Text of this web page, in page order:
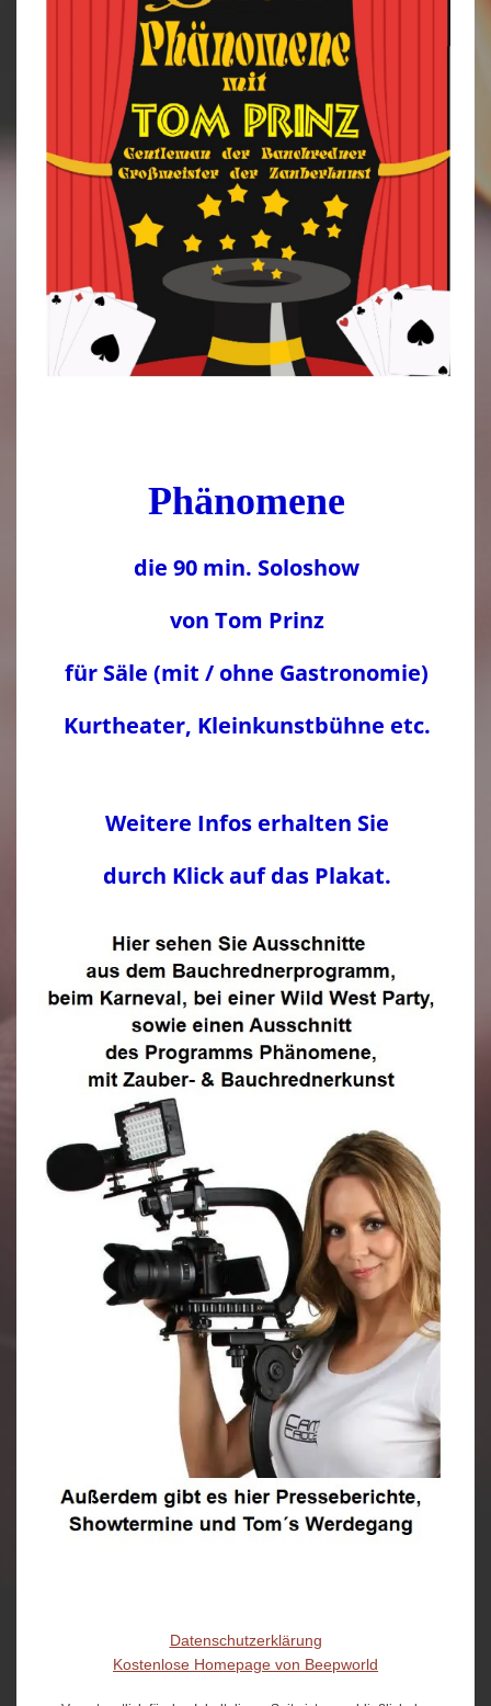
Phänomene
die 90 min. Soloshow
von Tom Prinz
für Säle (mit / ohne Gastronomie)
Kurtheater, Kleinkunstbühne etc.
Weitere Infos erhalten Sie
durch Klick auf das Plakat.
Datenschutzerklärung
Kostenlose Homepage von Beepworld